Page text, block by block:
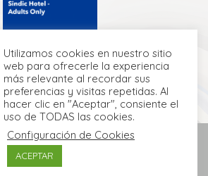
Política de Privacidad
Utilizamos cookies en nuestro sitio
web para ofrecerle la experiencia
más relevante al recordar sus
preferencias y visitas repetidas. Al
hacer clic en "Aceptar", consiente el
uso de TODAS las cookies.
Configuración de Cookies
ACEPTAR